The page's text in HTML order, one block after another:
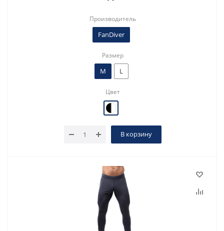
Производитель
FanDiver
Размер
M L
Цвет
В корзину